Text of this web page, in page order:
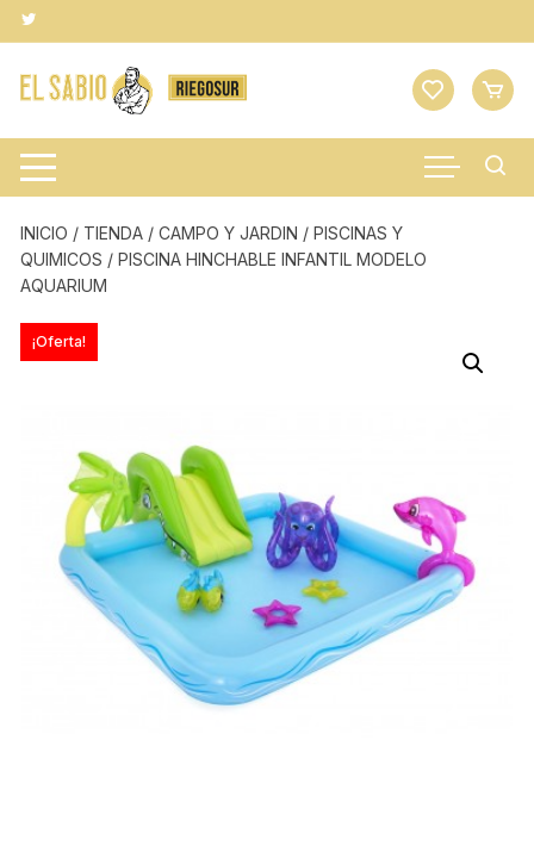
Saltar
al
contenido
INICIO / TIENDA /CAMPO Y JARDIN /PISCINAS Y
QUIMICOS / PISCINA HINCHABLE INFANTIL MODELO
AQUARIUM
¡Oferta!